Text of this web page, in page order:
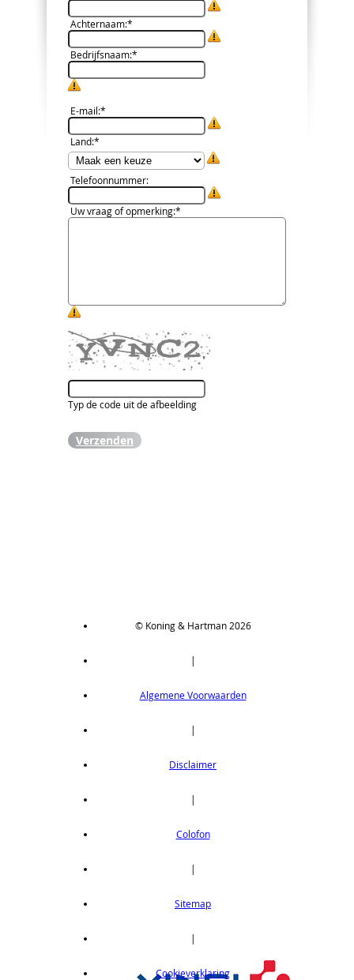
Achternaam:*
Bedrijfsnaam:*
E-mail:*
Land:*
Telefoonnummer:
Uw vraag of opmerking:*
Typ de code uit de afbeelding
Verzenden
© Koning & Hartman 2026
|
Algemene Voorwaarden
|
Disclaimer
|
Colofon
|
Sitemap
|
Cookieverklaring